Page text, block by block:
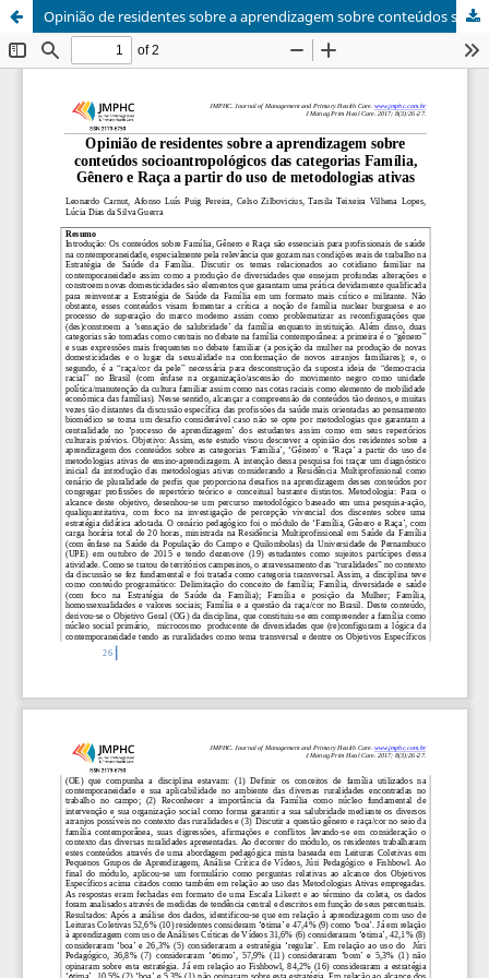
Opinião de residentes sobre a aprendizagem sobre conteúdos socioantropológicos das categorias família, gênero e raça a partir do uso de metodologias ativas